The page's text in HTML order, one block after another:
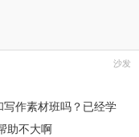
沙发
作素材班吗？已经学
助不大啊